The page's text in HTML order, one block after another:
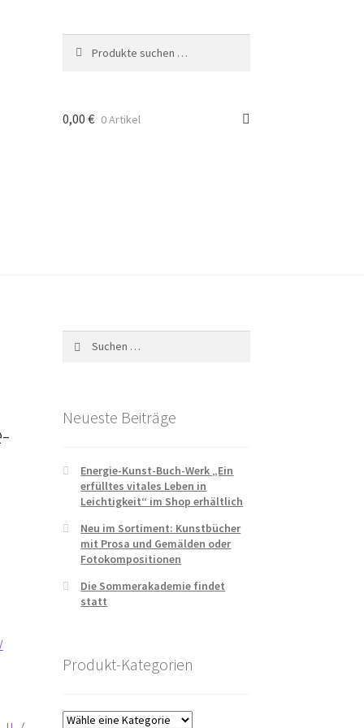
nach:
0,00 € 0 Artikel
Neueste Beiträge
Energie-Kunst-Buch-Werk „Ein
erfülltes vitales Leben in
Leichtigkeit“ im Shop erhältlich
Neu im Sortiment: Kunstbücher
mit Prosa und Gemälden oder
Fotokompositionen
Die Sommerakademie findet
statt
Produkt-Kategorien